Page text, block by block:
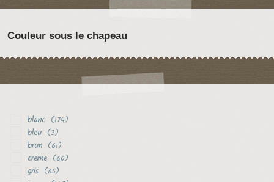
Couleur sous le chapeau
blanc (174)
bleu (3)
brun (61)
creme (60)
gris (65)